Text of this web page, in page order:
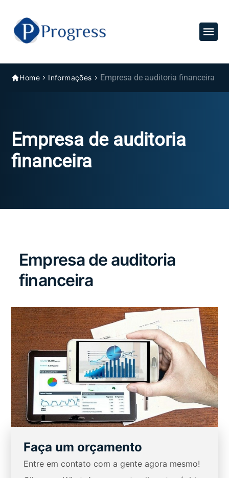
Home Informações Empresa de auditoria financeira
Empresa de auditoria
financeira
Empresa de auditoria
financeira
Faça um orçamento
Entre em contato com a gente agora mesmo!